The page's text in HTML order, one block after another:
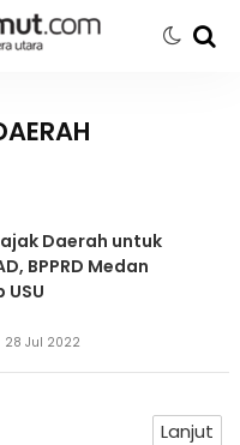
Daerah untuk
BPPRD Medan
28 Jul 2022
Lanjut